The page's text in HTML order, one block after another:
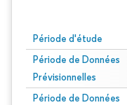
Période d'étude
Période de Données
Prévisionnelles
Période de Données